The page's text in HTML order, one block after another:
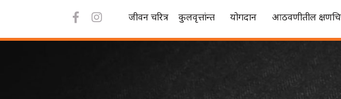
जीवन चरित्र कुलवृत्तांन्त योगदान आठवणीतील क्षणचित्रे